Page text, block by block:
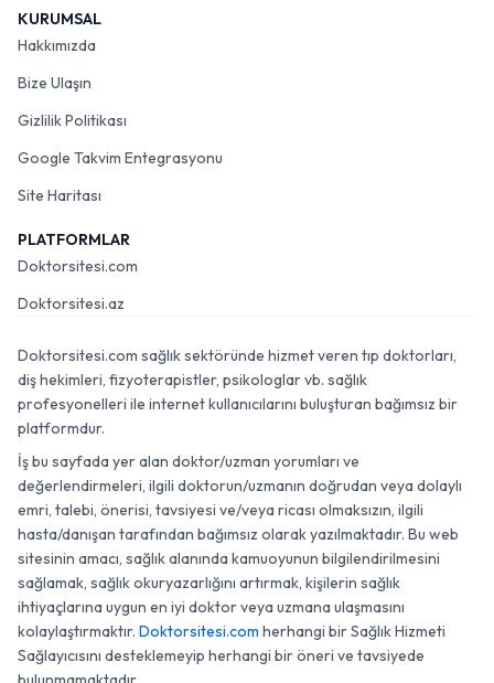
KURUMSAL
Hakkımızda
Bize Ulaşın
Gizlilik Politikası
Google Takvim Entegrasyonu
Site Haritası
PLATFORMLAR
Doktorsitesi.com
Doktorsitesi.az
Doktorsitesi.com sağlık sektöründe hizmet veren tıp doktorları,
diş hekimleri, fizyoterapistler, psikologlar vb. sağlık
profesyonelleri ile internet kullanıcılarını buluşturan bağımsız bir
platformdur.
İş bu sayfada yer alan doktor/uzman yorumları ve
değerlendirmeleri, ilgili doktorun/uzmanın doğrudan veya dolaylı
emri, talebi, önerisi, tavsiyesi ve/veya ricası olmaksızın, ilgili
hasta/danışan tarafından bağımsız olarak yazılmaktadır. Bu web
sitesinin amacı, sağlık alanında kamuoyunun bilgilendirilmesini
sağlamak, sağlık okuryazarlığını artırmak, kişilerin sağlık
ihtiyaçlarına uygun en iyi doktor veya uzmana ulaşmasını
kolaylaştırmaktır. Doktorsitesi.com herhangi bir Sağlık Hizmeti
Sağlayıcısını desteklemeyip herhangi bir öneri ve tavsiyede